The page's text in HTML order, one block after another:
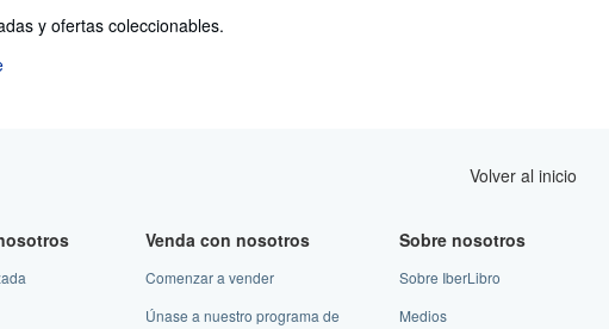
y ofertas coleccionables.
Volver al inicio
Venda con nosotros
Comenzar a vender
Únase a nuestro programa de
Sobre nosotros
Sobre IberLibro
Medios